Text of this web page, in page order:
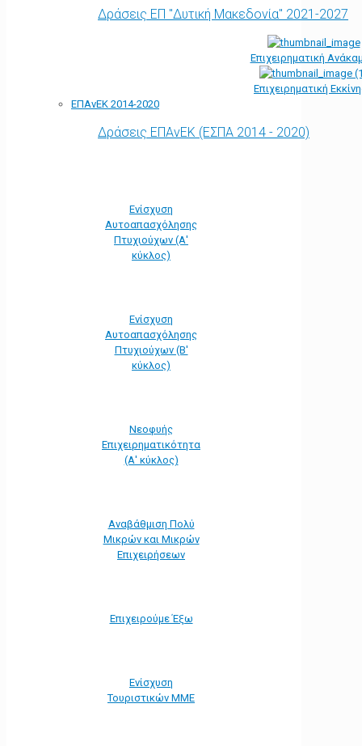
Δράσεις ΕΠ "Δυτική Μακεδονία" 2021-2027
Επιχειρηματική
Επιχειρηματική
ΕΠΑνΕΚ 2014-2020
Δράσεις ΕΠΑνΕΚ (ΕΣΠΑ 2014 - 2020)
Ενίσχυση
Αυτοαπασχόλησης
Πτυχιούχων (Α'
κύκλος)
Ενίσχυση
Αυτοαπασχόλησης
Πτυχιούχων (Β'
κύκλος)
Νεοφυής
Επιχειρηματικότητα
(Α' κύκλος)
Αναβάθμιση Πολύ
Μικρών και Μικρών
Επιχειρήσεων
Επιχειρούμε Έξω
Ενίσχυση
Τουριστικών ΜΜΕ